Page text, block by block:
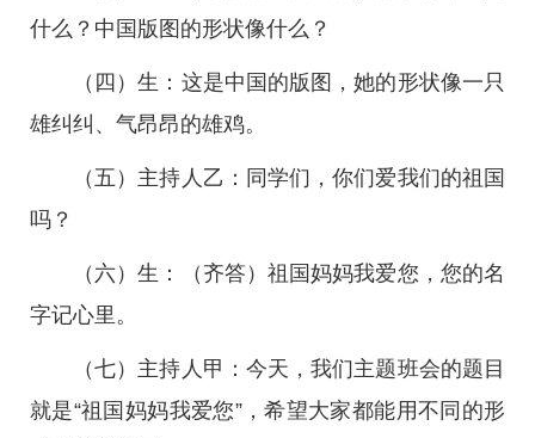
什么？中国版图的形状像什么？
（四）生：这是中国的版图，她的形状像一只
雄纠纠、气昂昂的雄鸡。
（五）主持人乙：同学们，你们爱我们的祖国
吗？
（六）生：（齐答）祖国妈妈我爱您，您的名
字记心里。
（七）主持人甲：今天，我们主题班会的题目
就是“祖国妈妈我爱您”，希望大家都能用不同的形